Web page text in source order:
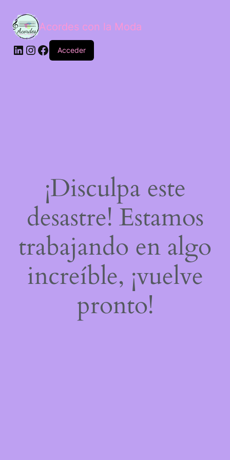
Acordes con la Moda
Acceder
¡Disculpa este
desastre! Estamos
trabajando en algo
increíble, ¡vuelve
pronto!